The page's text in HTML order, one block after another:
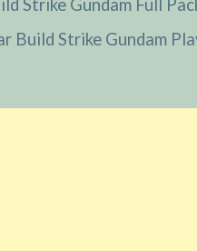
Strike Gundam Full
Build Strike Gundam